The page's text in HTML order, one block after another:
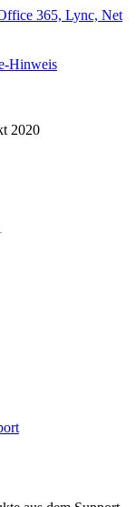
Hinweis
2020